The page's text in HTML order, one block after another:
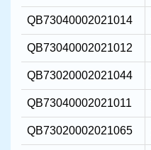
QB73040002021014
QB73040002021012
QB73020002021044
QB73040002021011
QB73020002021065